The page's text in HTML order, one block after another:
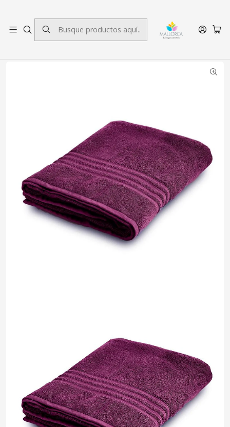
Inicio Baño Toallas Toallón de Baño Grecco Morado